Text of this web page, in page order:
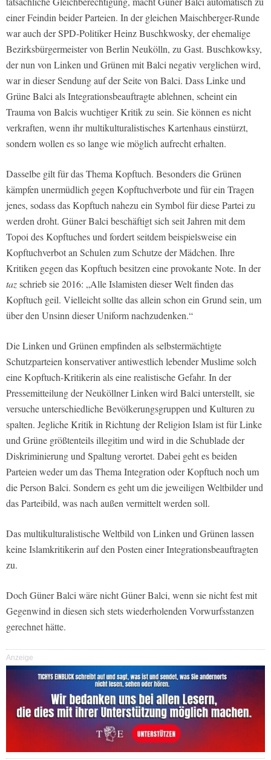
einer Feindin beider Parteien. In der gleichen Maischberger-Runde
war auch der SPD-Politiker Heinz Buschkwosky, der ehemalige
Bezirksbürgermeister von Berlin Neukölln, zu Gast. Buschkowksy,
der nun von Linken und Grünen mit Balci negativ verglichen wird,
war in dieser Sendung auf der Seite von Balci. Dass Linke und
Grüne Balci als Integrationsbeauftragte ablehnen, scheint ein
Trauma von Balcis wuchtiger Kritik zu sein. Sie können es nicht
verkraften, wenn ihr multikulturalistisches Kartenhaus einstürzt,
sondern wollen es so lange wie möglich aufrecht erhalten.
Dasselbe gilt für das Thema Kopftuch. Besonders die Grünen
kämpfen unermüdlich gegen Kopftuchverbote und für ein Tragen
jenes, sodass das Kopftuch nahezu ein Symbol für diese Partei zu
werden droht. Güner Balci beschäftigt sich seit Jahren mit dem
Topoi des Kopftuches und fordert seitdem beispielsweise ein
Kopftuchverbot an Schulen zum Schutze der Mädchen. Ihre
Kritiken gegen das Kopftuch besitzen eine provokante Note. In der
tazschrieb sie 2016: „Alle Islamisten dieser Welt finden das
Kopftuch geil. Vielleicht sollte das allein schon ein Grund sein, um
über den Unsinn dieser Uniform nachzudenken.“
Die Linken und Grünen empfinden als selbstermächtigte
Schutzparteien konservativer antiwestlich lebender Muslime solch
eine Kopftuch-Kritikerin als eine realistische Gefahr. In der
Pressemitteilung der Neuköllner Linken wird Balci unterstellt, sie
versuche unterschiedliche Bevölkerungsgruppen und Kulturen zu
spalten. Jegliche Kritik in Richtung der Religion Islam ist für Linke
und Grüne größtenteils illegitim und wird in die Schublade der
Diskriminierung und Spaltung verortet. Dabei geht es beiden
Parteien weder um das Thema Integration oder Kopftuch noch um
die Person Balci. Sondern es geht um die jeweiligen Weltbilder und
das Parteibild, was nach außen vermittelt werden soll.
Das multikulturalistische Weltbild von Linken und Grünen lassen
keine Islamkritikerin auf den Posten einer Integrationsbeauftragten
zu.
Doch Güner Balci wäre nicht Güner Balci, wenn sie nicht fest mit
Gegenwind in diesen sich stets wiederholenden Vorwurfsstanzen
gerechnet hätte.
Anzeige